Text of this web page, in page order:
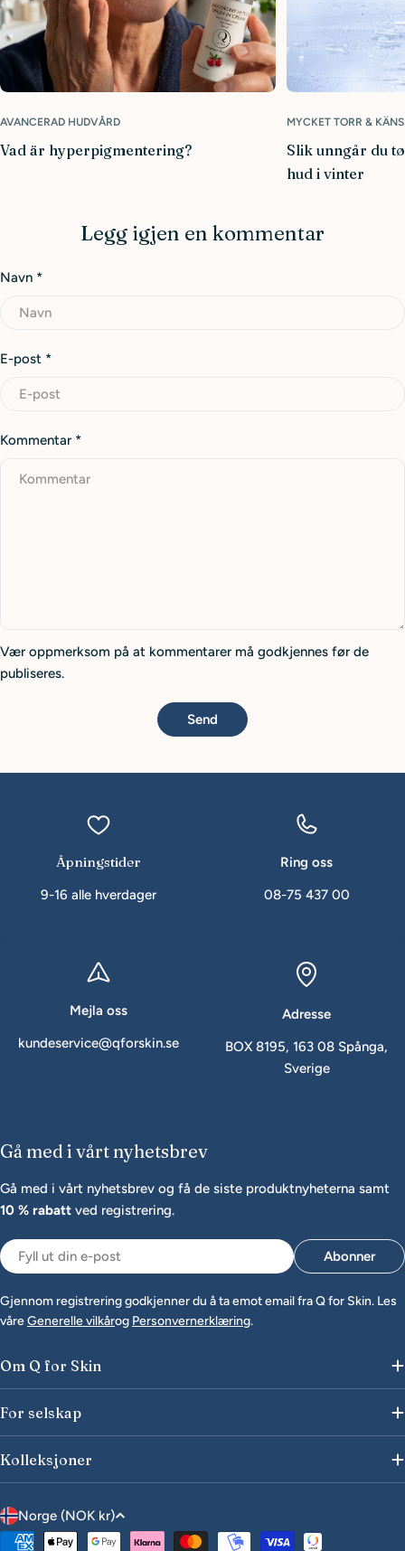
AVANCERAD HUDVÅRD
Vad är hyperpigmentering?
MYCKET TORR &
Slik unngår du
hud i vinter
Legg igjen en kommentar
Navn *
E-post *
Kommentar *
Vær oppmerksom på at kommentarer må godkjennes før de
publiseres.
Send
Åpningstider
9-16 alle hverdager
Ring oss
08-75 437 00
Mejla oss
kundeservice@qforskin.se
Adresse
BOX 8195, 163 08 Spånga,
Sverige
Gå med i vårt nyhetsbrev
Gå med i vårt nyhetsbrev og få de siste produktnyheterna samt
10 % rabatt ved registrering.
E-
post
Abonner
Gjennom registrering godkjenner du å ta emot email fra Q for Skin. Les
våreGenerelle vilkårog Personvernerklæring.
Om Q for Skin
For selskap
Kolleksjoner
L
a
Norge (NOK kr)
Betalingsmåter